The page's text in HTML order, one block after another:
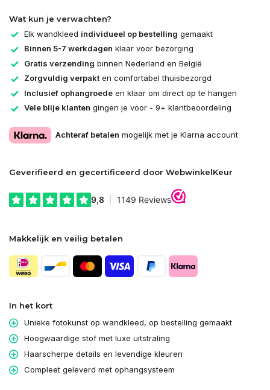
Wat kun je verwachten?
Elk wandkleed individueel op bestelling gemaakt
Binnen 5-7 werkdagen klaar voor bezorging
Gratis verzending binnen Nederland en België
Zorgvuldig verpakten comfortabel thuisbezorgd
Inclusief ophangroede en klaar om direct op te hangen
Vele blije klanten gingen je voor - 9+ klantbeoordeling
Achteraf betalen mogelijk met je Klarna account
Geverifieerd en gecertificeerd door WebwinkelKeur
Makkelijk en veilig betalen
In het kort
Unieke fotokunst op wandkleed, op bestelling gemaakt
Hoogwaardige stof met luxe uitstraling
Haarscherpe details en levendige kleuren
Compleet geleverd met ophangsysteem